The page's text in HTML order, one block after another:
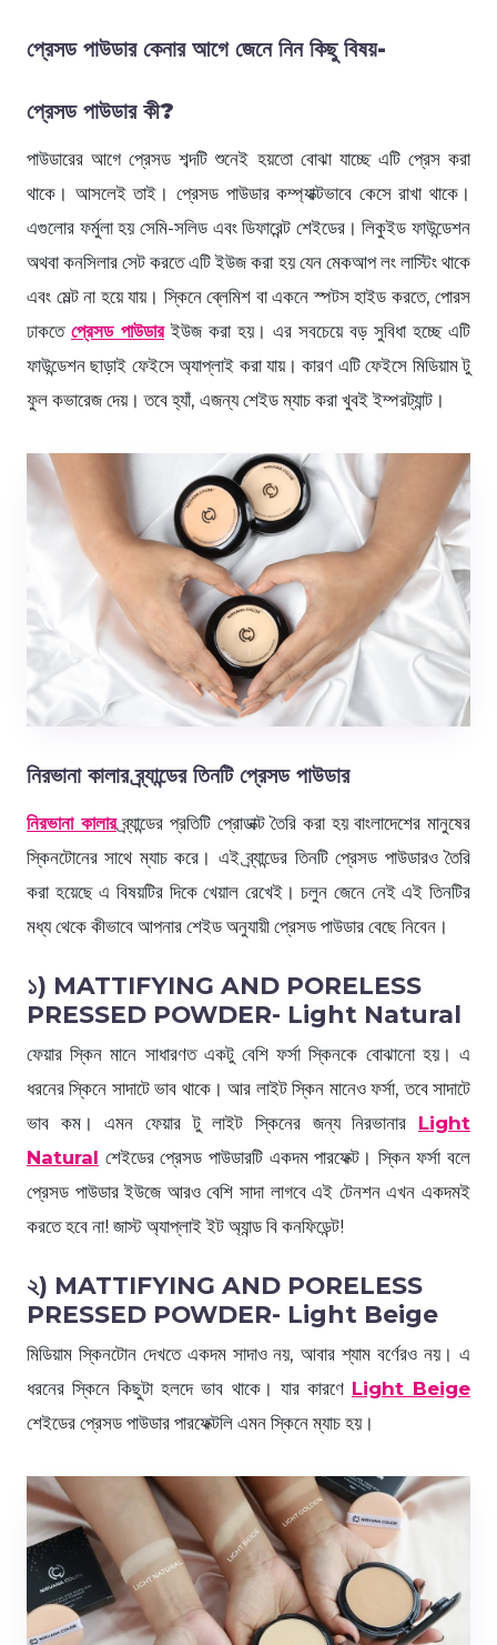
প্রেসড পাউডার কেনার আগে জেনে নিন কিছু বিষয়-
প্রেসড পাউডার কী?
পাউডারের আগে প্রেসড শব্দটি শুনেই হয়তো বোঝা যাচ্ছে এটি প্রেস করা
থাকে। আসলেই তাই। প্রেসড পাউডার কম্প্যাক্টভাবে কেসে রাখা থাকে।
এগুলোর ফর্মুলা হয় সেমি-সলিড এবং ডিফারেন্ট শেইডের। লিকুইড ফাউন্ডেশন
অথবা কনসিলার সেট করতে এটি ইউজ করা হয় যেন মেকআপ লং লাস্টিং থাকে
এবং মেল্ট না হয়ে যায়। স্কিনে ব্লেমিশ বা একনে স্পটস হাইড করতে, পোরস
ঢাকতে প্রেসড পাউডারইউজ করা হয়। এর সবচেয়ে বড় সুবিধা হচ্ছে এটি
ফাউন্ডেশন ছাড়াই ফেইসে অ্যাপ্লাই করা যায়। কারণ এটি ফেইসে মিডিয়াম টু
ফুল কভারেজ দেয়। তবে হ্যাঁ, এজন্য শেইড ম্যাচ করা খুবই ইম্পরট্যান্ট।
নিরভানা কালার ব্র্যান্ডের তিনটি প্রেসড পাউডার
নিরভানা কালারব্র্যান্ডের প্রতিটি প্রোডাক্ট তৈরি করা হয় বাংলাদেশের মানুষের
স্কিনটোনের সাথে ম্যাচ করে। এই ব্র্যান্ডের তিনটি প্রেসড পাউডারও তৈরি
করা হয়েছে এ বিষয়টির দিকে খেয়াল রেখেই। চলুন জেনে নেই এই তিনটির
মধ্য থেকে কীভাবে আপনার শেইড অনুযায়ী প্রেসড পাউডার বেছে নিবেন।
১) MATTIFYING AND PORELESS
PRESSED POWDER- Light Natural
ফেয়ার স্কিন মানে সাধারণত একটু বেশি ফর্সা স্কিনকে বোঝানো হয়। এ
ধরনের স্কিনে সাদাটে ভাব থাকে। আর লাইট স্কিন মানেও ফর্সা, তবে সাদাটে
ভাব কম। এমন ফেয়ার টু লাইট স্কিনের জন্য নিরভানার Light
Natural শেইডের প্রেসড পাউডারটি একদম পারফেক্ট। স্কিন ফর্সা বলে
প্রেসড পাউডার ইউজে আরও বেশি সাদা লাগবে এই টেনশন এখন একদমই
করতে হবে না! জাস্ট অ্যাপ্লাই ইট অ্যান্ড বি কনফিডেন্ট!
২) MATTIFYING AND PORELESS
PRESSED POWDER- Light Beige
মিডিয়াম স্কিনটোন দেখতে একদম সাদাও নয়, আবার শ্যাম বর্ণেরও নয়। এ
ধরনের স্কিনে কিছুটা হলদে ভাব থাকে। যার কারণে Light Beige
শেইডের প্রেসড পাউডার পারফেক্টলি এমন স্কিনে ম্যাচ হয়।